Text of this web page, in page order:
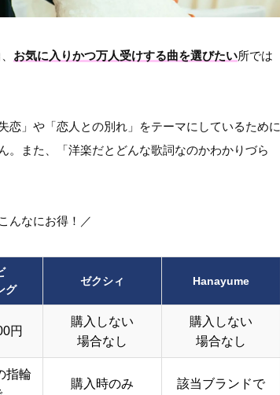
お気に入りかつ万人受けする曲を選びたい所では
恋」や「恋人との別れ」をテーマにしているために
。また、「洋楽だとどんな歌詞なのかわかりづら
んなにお得！／
グ
ゼクシィ Hanayume
円
購入しない
場合なし
購入しない
場合なし
指輪
購入時のみ
該当ブランドで